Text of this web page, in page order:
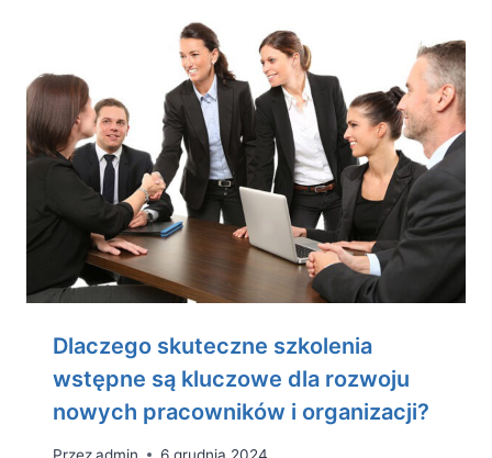
Dlaczego skuteczne szkolenia
wstępne są kluczowe dla rozwoju
nowych pracowników i organizacji?
Przezadmin 6 grudnia 2024